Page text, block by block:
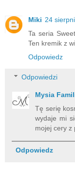
Miki 24
Ta seria
Ten kremik z
Odpowiedz
Odpowiedzi
Mysia
Tę serię
wydaje mi
mojej cery z
Odpowiedz